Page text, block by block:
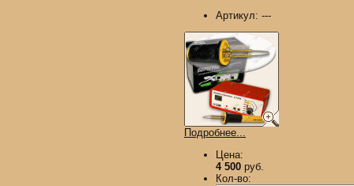
Артикул: ---
Подробнее...
Цена:
4 500 руб.
Кол-во: